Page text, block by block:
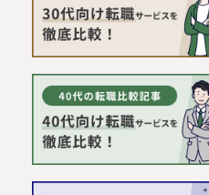
り、新規事業、人的資
、かつてないものを創
は、みらいワークス総合
れわれ自身も「挑戦者
挑戦者」であり続け、
、10年先、20年先を見
いきたいと考えていま